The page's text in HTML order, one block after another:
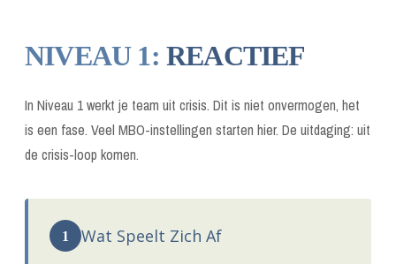
NIVEAU 1: REACTIEF
In Niveau 1 werkt je team uit crisis. Dit is niet onvermogen, het
is een fase. Veel MBO-instellingen starten hier. De uitdaging: uit
de crisis-loop komen.
1 Wat Speelt Zich Af